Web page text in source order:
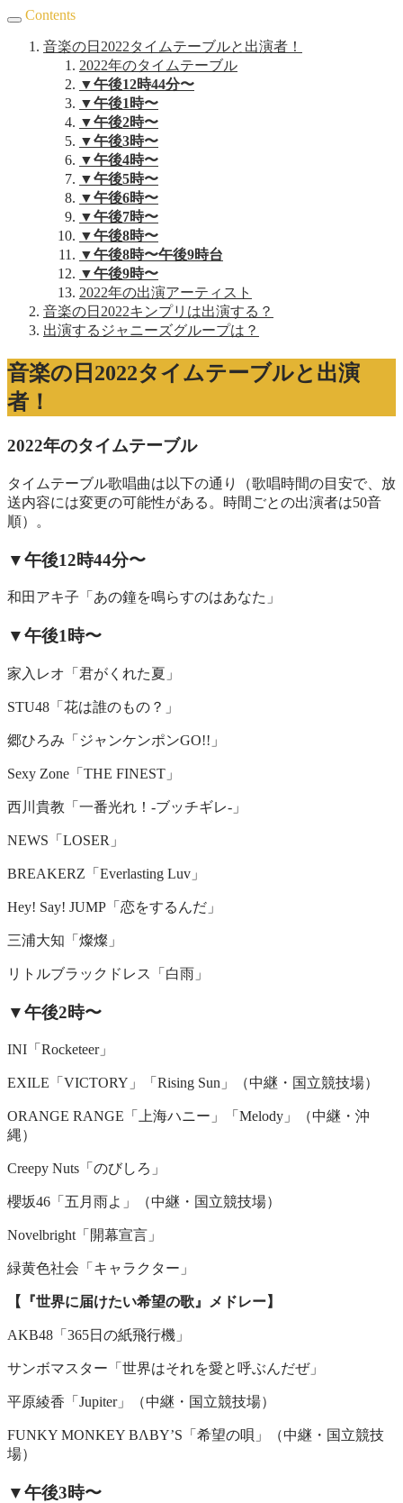
Contents
音楽の日2022タイムテーブルと出演者！
2022年のタイムテーブル
▼午後12時44分〜
▼午後1時〜
▼午後2時〜
▼午後3時〜
▼午後4時〜
▼午後5時〜
▼午後6時〜
▼午後7時〜
▼午後8時〜
▼午後8時〜午後9時台
▼午後9時〜
2022年の出演アーティスト
音楽の日2022キンプリは出演する？
出演するジャニーズグループは？
音楽の日2022タイムテーブルと出演
者！
2022年のタイムテーブル
タイムテーブル歌唱曲は以下の通り（歌唱時間の目安で、放
送内容には変更の可能性がある。時間ごとの出演者は50音
順）。
▼午後12時44分〜
和田アキ子「あの鐘を鳴らすのはあなた」
▼午後1時〜
家入レオ「君がくれた夏」
STU48「花は誰のもの？」
郷ひろみ「ジャンケンポンGO!!」
Sexy Zone「THE FINEST」
西川貴教「一番光れ！-ブッチギレ-」
NEWS「LOSER」
BREAKERZ「Everlasting Luv」
Hey! Say! JUMP「恋をするんだ」
三浦大知「燦燦」
リトルブラックドレス「白雨」
▼午後2時〜
INI「Rocketeer」
EXILE「VICTORY」「Rising Sun」（中継・国立競技場）
ORANGE RANGE「上海ハニー」「Melody」（中継・沖
縄）
Creepy Nuts「のびしろ」
櫻坂46「五月雨よ」（中継・国立競技場）
Novelbright「開幕宣言」
緑黄色社会「キャラクター」
【『世界に届けたい希望の歌』メドレー】
AKB48「365日の紙飛行機」
サンボマスター「世界はそれを愛と呼ぶんだぜ」
平原綾香「Jupiter」（中継・国立競技場）
FUNKY MONKEY BΛBY’S「希望の唄」（中継・国立競技
場）
▼午後3時〜